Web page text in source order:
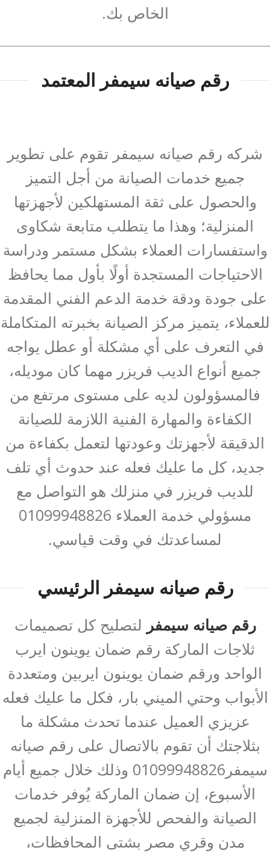
الخاص بك.
رقم صيانه سيمفر المعتمد
شركه رقم صيانه سيمفر تقوم على تطوير
جميع خدمات الصيانة من أجل التميز
والحصول على ثقة المستهلكين لأجهزتها
المنزلية؛ وهذا ما يتطلب متابعة شكاوى
واستفسارات العملاء بشكل مستمر ودراسة
الاحتياجات المستجدة أولًا بأول مما يحافظ
على جودة ودقة خدمة الدعم الفني المقدمة
للعملاء، يتميز مركز الصيانة بخبرته المتكاملة
في التعرف على أي مشكلة أو عطل يواجه
جميع أنواع الديب فريزر مهما كان موديله،
فالمسؤولون لديه على مستوى مرتفع من
الكفاءة والمهارة الفنية اللازمة للصيانة
الدقيقة لأجهزتك وعودتها لتعمل بكفاءة من
جديد، كل ما عليك فعله عند حدوث أي تلف
للديب فريزر في منزلك هو التواصل مع
مسؤولي خدمة العملاء 01099948826
لمساعدتك في وقت قياسي.
رقم صيانه سيمفر الرئيسي
رقم صيانه سيمفر لتصليح كل تصميمات
ثلاجات الماركة رقم ضمان يوينون ايرب
الواحد ورقم ضمان يوينون ايربين ومتعددة
الأبواب وحتي الميني بار، فكل ما عليك فعله
عزيزي العميل عندما تحدث مشكلة ما
بثلاجتك أن تقوم بالاتصال على رقم صيانه
سيمفر01099948826 وذلك خلال جميع أيام
الأسبوع، إن ضمان الماركة يُوفر خدمات
الصيانة والفحص للأجهزة المنزلية لجميع
مدن وقري مصر بشتى المحافظات،